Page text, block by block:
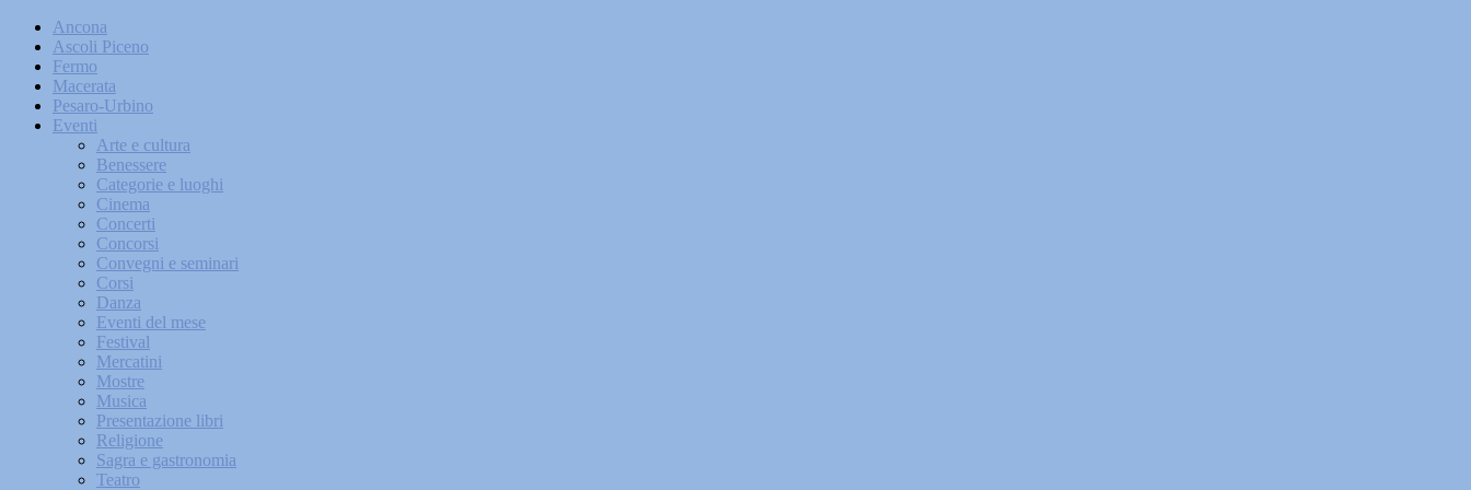
Ancona
Ascoli Piceno
Fermo
Macerata
Pesaro-Urbino
Eventi
Arte e cultura
Benessere
Categorie e luoghi
Cinema
Concerti
Concorsi
Convegni e seminari
Corsi
Danza
Eventi del mese
Festival
Mercatini
Mostre
Musica
Presentazione libri
Religione
Sagra e gastronomia
Teatro